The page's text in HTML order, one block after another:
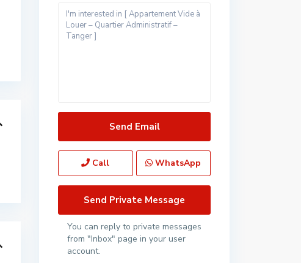
Call WhatsApp
You can reply to private messages
from "Inbox" page in your user
account.